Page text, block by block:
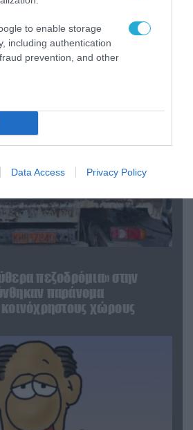
to enable storage
including authentication
prevention, and other
Data Access Privacy Policy
πεζοδρόμια» στην
παράνομα
χώρους